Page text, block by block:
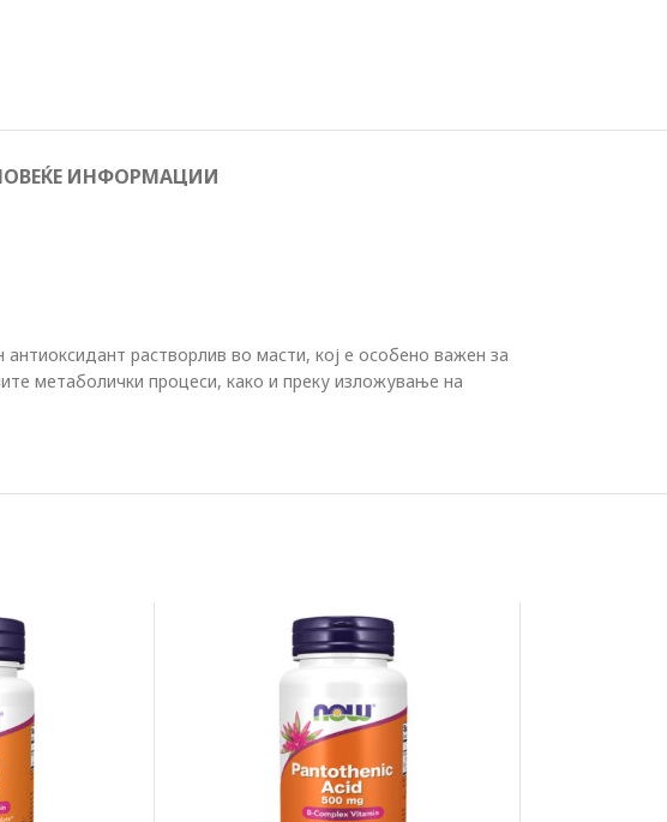
ИНФОРМАЦИИ
растворлив во масти, кој е особено важен за
метаболички процеси, како и преку изложување на